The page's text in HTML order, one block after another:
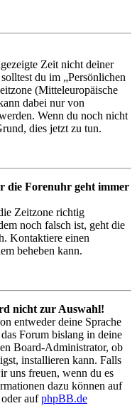
Zeit nicht deiner
du im „Persönlichen
(Mitteleuropäische
dabei nur von
Wenn du noch nicht
dies jetzt zu tun.
die Forenuhr geht immer
Zeitzone richtig
noch falsch ist, geht die
Kontaktiere einen
beheben kann.
nicht zur Auswahl!
entweder deine Sprache
Forum bislang in deine
Board-Administrator, ob
installieren kann. Falls
uns freuen, wenn du es
dazu können auf
oder aufphpBB.de